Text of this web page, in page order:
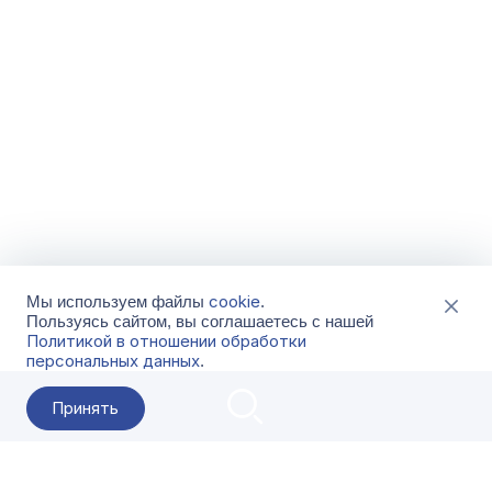
Мы используем файлы cookie.
Пользуясь сайтом, вы соглашаетесь с нашей
Политикой в отношении обработки
персональных данных.
Принять